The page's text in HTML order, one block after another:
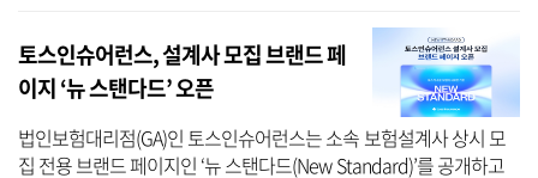
토스인슈어런스, 설계사 모집 브랜드 페
이지 ‘뉴 스탠다드’ 오픈
법인보험대리점(GA)인 토스인슈어런스는 소속 보험설계사 상시 모
집 전용 브랜드 페이지인 ‘뉴 스탠다드(New Standard)’를 공개하고